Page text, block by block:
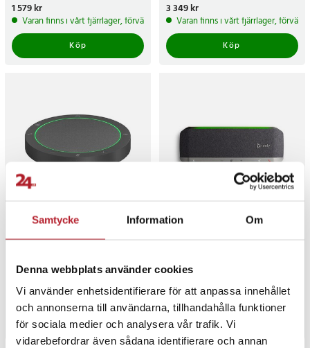
Samtycke Information Om
Denna webbplats använder cookies
Vi använder enhetsidentifierare för att anpassa innehållet
och annonserna till användarna, tillhandahålla funktioner
för sociala medier och analysera vår trafik. Vi
vidarebefordrar även sådana identifierare och annan
Pris:1 579 kr
1 579 kr
Varan finns i vårt fjärrlager, förväntas skickas inom 5-7 arbetsdagar
Köp
Pris:3 349 kr
3 349 kr
Varan finns i vårt fjärrlager,
Köp
Jabra Speak2 40 MS
Pris 1 469 kr
1 469 kr
Varan finns i vårt fjärrlager, förväntas skickas inom 5-7 arbetsdagar
Köp
Poly Sync 40
Pris
2 089 kr
Varan finns i vårt fjärrlager,
Köp